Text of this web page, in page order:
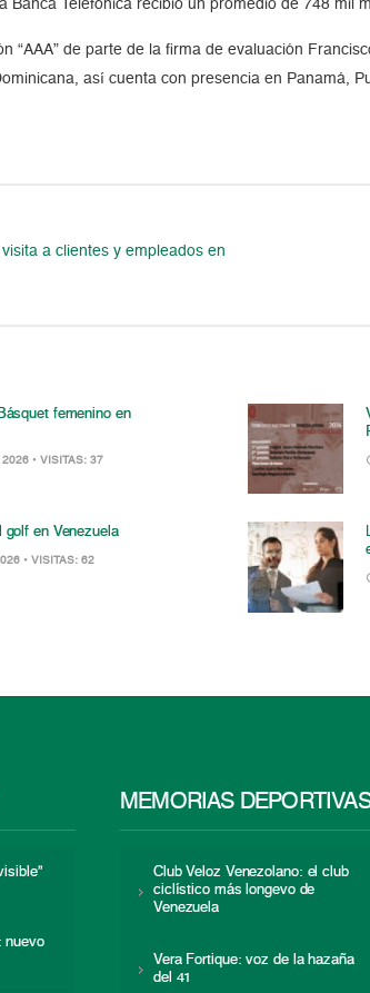
Banca Telefónica recibió un promedio de 748 mil
“AAA” de parte de la firma de evaluación
así cuenta con presencia en Panamá,
a clientes y empleados en
femenino en
2026 • VISITAS: 37
golf en Venezuela
• VISITAS: 62
nuevo
MEMORIAS DEPORTIVAS
Club Veloz Venezolano: el club
ciclístico más longevo de
Venezuela
Vera Fortique: voz de la hazaña
del 41